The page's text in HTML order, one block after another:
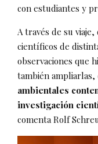
con estudiantes y
A través de su
científicos de
observaciones que
también ampliarlas,
ambientales
investigación
comenta Rolf